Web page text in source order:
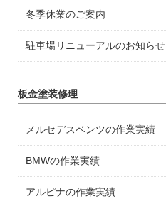
冬季休業のご案内
駐車場リニューアルのお知らせ
板金塗装修理
メルセデスベンツの作業実績
BMWの作業実績
アルピナの作業実績